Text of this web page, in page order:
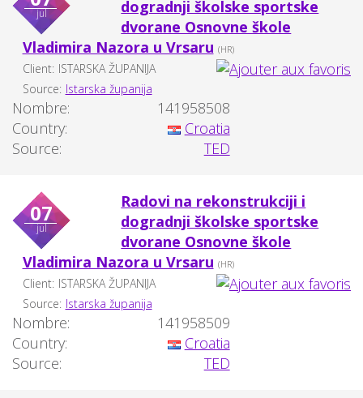
jul
dogradnji školske sportske
dvorane Osnovne škole
Vladimira Nazora u Vrsaru (HR)
Client: ISTARSKA ŽUPANIJA
Source: Istarska županija
Nombre:
141958508
Country:
Croatia
Source:
TED
07
jul
Radovi na rekonstrukciji i
dogradnji školske sportske
dvorane Osnovne škole
Vladimira Nazora u Vrsaru (HR)
Client: ISTARSKA ŽUPANIJA
Source: Istarska županija
Nombre:
141958509
Country:
Croatia
Source:
TED